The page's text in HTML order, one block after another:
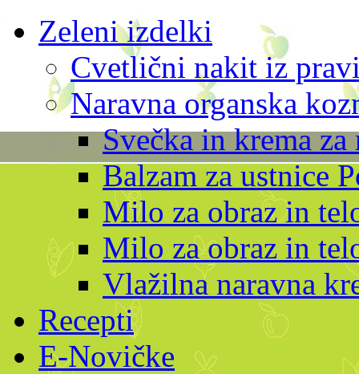
Zeleni izdelki
Cvetlični nakit iz
Naravna organska
Svečka in krema
Balzam za ustnice
Milo za obraz in
Milo za obraz in
Vlažilna naravna
Recepti
E-Novičke